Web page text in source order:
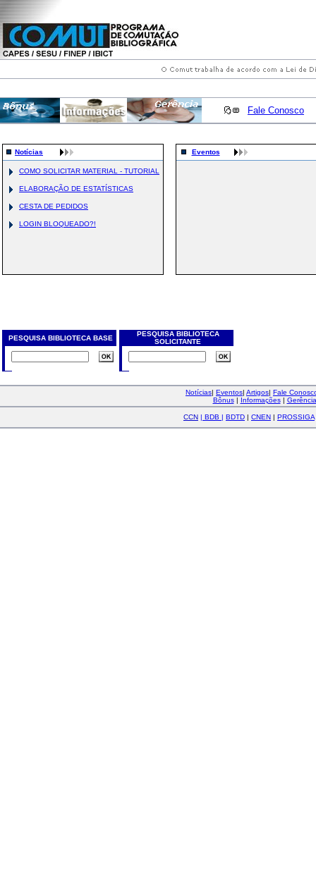
Fale Conosco
Notícias
COMO SOLICITAR MATERIAL - TUTORIAL
ELABORAÇÃO DE ESTATÍSTICAS
CESTA DE PEDIDOS
LOGIN BLOQUEADO?!
Eventos
PESQUISA BIBLIOTECA BASE
PESQUISA BIBLIOTECA
SOLICITANTE
Notícias| Eventos| Artigos| Fale
Bônus| Informações| Gerência
CCN | BDB | BDTD | CNEN | PROSSIGA